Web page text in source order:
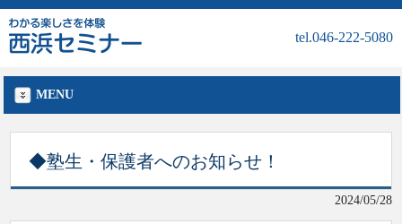
tel.046-222-5080
MENU
◆塾生・保護者へのお知らせ！
2024/05/28